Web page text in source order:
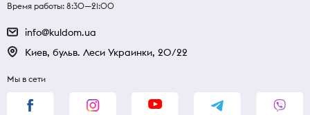
Время работы: 8:30—21:00
info@kuldom.ua
Киев, бульв. Леси Украинки, 20/22
Мы в сети